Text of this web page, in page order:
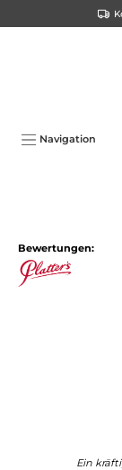
Navigation
Bewertungen:
Ein